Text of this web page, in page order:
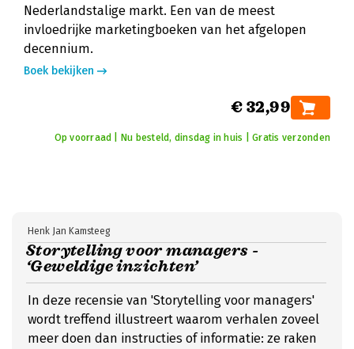
Nederlandstalige markt. Een van de meest
invloedrijke marketingboeken van het afgelopen
decennium.
Boek bekijken
€ 32,99
Op voorraad | Nu besteld, dinsdag in huis | Gratis verzonden
Storytelling voor managers -
‘Geweldige inzichten’
Henk Jan Kamsteeg
In deze recensie van 'Storytelling voor managers'
wordt treffend illustreert waarom verhalen zoveel
meer doen dan instructies of informatie: ze raken